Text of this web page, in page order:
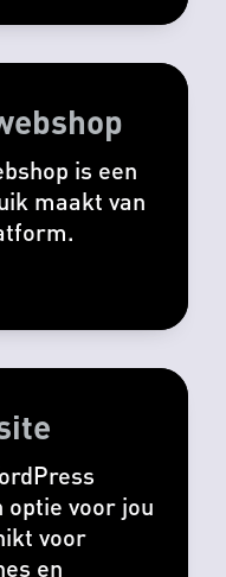
is een
maakt van
optie voor jou
voor
en